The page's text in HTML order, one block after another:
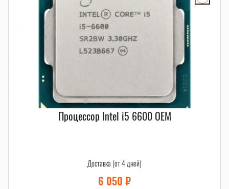
Процессор Intel i5 6600 OEM
Доставка (от 4 дней)
6 050 ₽